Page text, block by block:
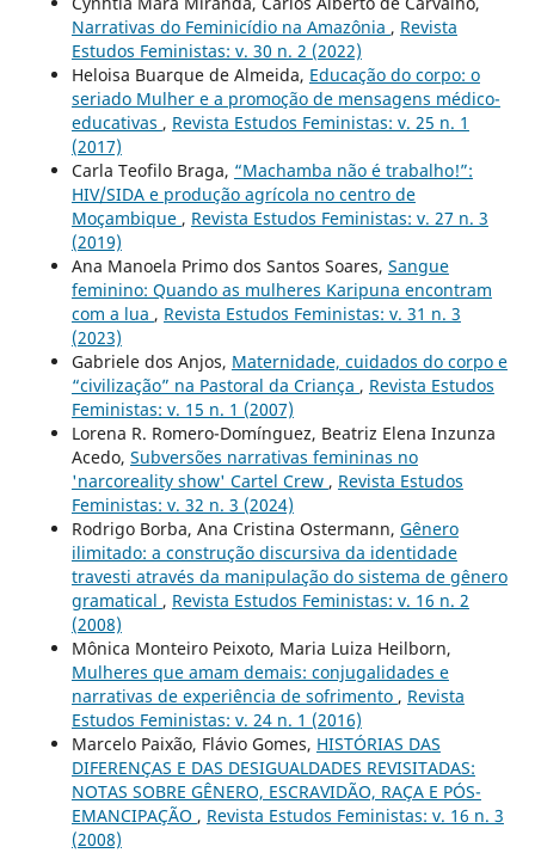
Narrativas do Feminicídio na Amazônia , Revista
Estudos Feministas: v. 30 n. 2 (2022)
Heloisa Buarque de Almeida, Educação do corpo: o
seriado Mulher e a promoção de mensagens médico-
educativas , Revista Estudos Feministas: v. 25 n. 1
(2017)
Carla Teofilo Braga, “Machamba não é trabalho!”:
HIV/SIDA e produção agrícola no centro de
Moçambique , Revista Estudos Feministas: v. 27 n. 3
(2019)
Ana Manoela Primo dos Santos Soares, Sangue
feminino: Quando as mulheres Karipuna encontram
com a lua , Revista Estudos Feministas: v. 31 n. 3
(2023)
Gabriele dos Anjos, Maternidade, cuidados do corpo e
“civilização” na Pastoral da Criança , Revista Estudos
Feministas: v. 15 n. 1 (2007)
Lorena R. Romero-Domínguez, Beatriz Elena Inzunza
Acedo, Subversões narrativas femininas no
'narcoreality show' Cartel Crew , Revista Estudos
Feministas: v. 32 n. 3 (2024)
Rodrigo Borba, Ana Cristina Ostermann, Gênero
ilimitado: a construção discursiva da identidade
travesti através da manipulação do sistema de gênero
gramatical , Revista Estudos Feministas: v. 16 n. 2
(2008)
Mônica Monteiro Peixoto, Maria Luiza Heilborn,
Mulheres que amam demais: conjugalidades e
narrativas de experiência de sofrimento , Revista
Estudos Feministas: v. 24 n. 1 (2016)
Marcelo Paixão, Flávio Gomes, HISTÓRIAS DAS
DIFERENÇAS E DAS DESIGUALDADES REVISITADAS:
NOTAS SOBRE GÊNERO, ESCRAVIDÃO, RAÇA E PÓS-
EMANCIPAÇÃO , Revista Estudos Feministas: v. 16 n. 3
(2008)